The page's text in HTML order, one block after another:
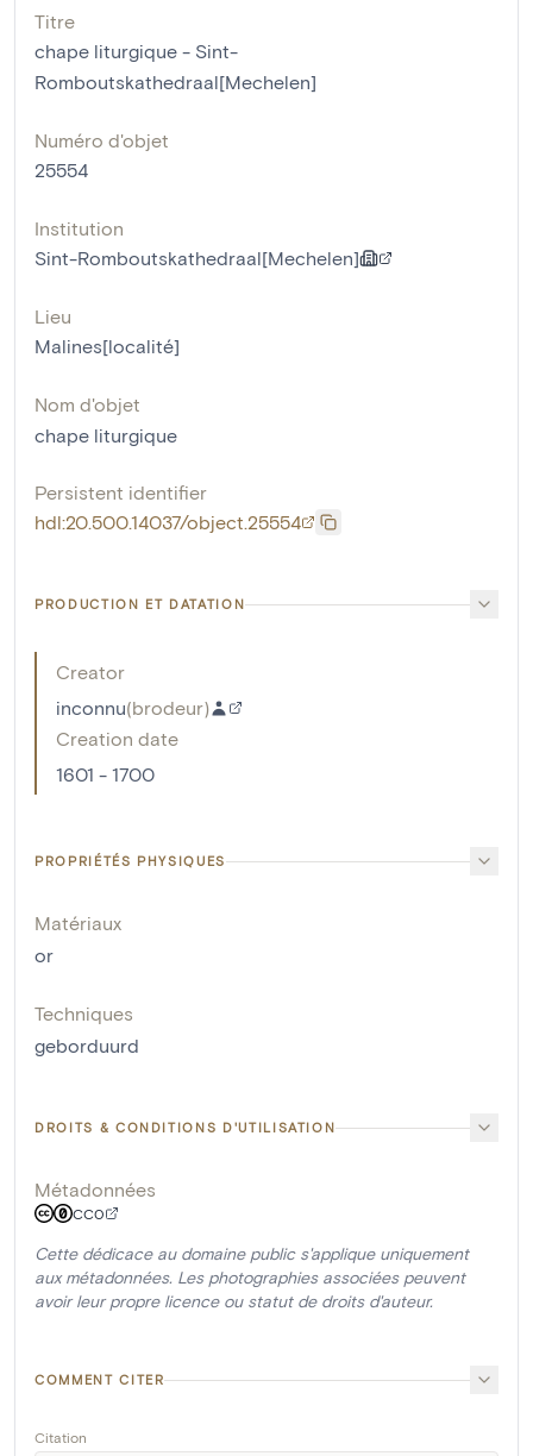
Titre
chape liturgique - Sint-
Romboutskathedraal[Mechelen]
Numéro d'objet
25554
Institution
Sint-Romboutskathedraal[Mechelen]
Lieu
Malines[localité]
Nom d'objet
chape liturgique
Persistent identifier
hdl:20.500.14037/object.25554
PRODUCTION ET DATATION
Creator
inconnu(brodeur)
Creation date
1601 - 1700
PROPRIÉTÉS PHYSIQUES
Matériaux
or
Techniques
geborduurd
DROITS & CONDITIONS D'UTILISATION
Métadonnées
CC0
Cette dédicace au domaine public s'applique uniquement
aux métadonnées. Les photographies associées peuvent
avoir leur propre licence ou statut de droits d'auteur.
COMMENT CITER
Citation